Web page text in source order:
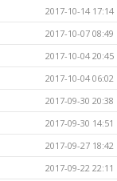
2017-10-14 17:14
2017-10-07 08:49
2017-10-04 20:45
2017-10-04 06:02
2017-09-30 20:38
2017-09-30 14:51
2017-09-27 18:42
2017-09-22 22:11